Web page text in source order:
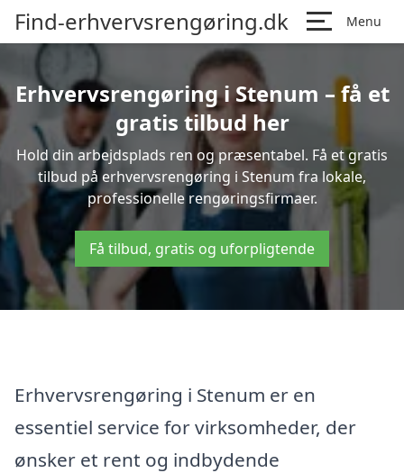
Find-erhvervsrengøring.dk Menu
Erhvervsrengøring i Stenum – få et
gratis tilbud her
Hold din arbejdsplads ren og præsentabel. Få et gratis
tilbud på erhvervsrengøring i Stenum fra lokale,
professionelle rengøringsfirmaer.
Få tilbud, gratis og uforpligtende
Erhvervsrengøring i Stenum er en
essentiel service for virksomheder, der
ønsker et rent og indbydende